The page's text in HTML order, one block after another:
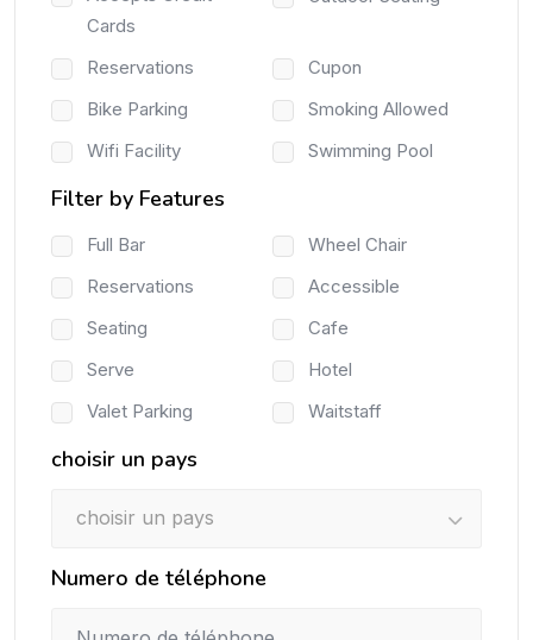
Cards
Reservations
Cupon
Bike Parking
Smoking Allowed
Wifi Facility
Swimming Pool
Filter by Features
Full Bar
Wheel Chair
Reservations
Accessible
Seating
Cafe
Serve
Hotel
Valet Parking
Waitstaff
choisir un pays
choisir un pays
Numero de téléphone